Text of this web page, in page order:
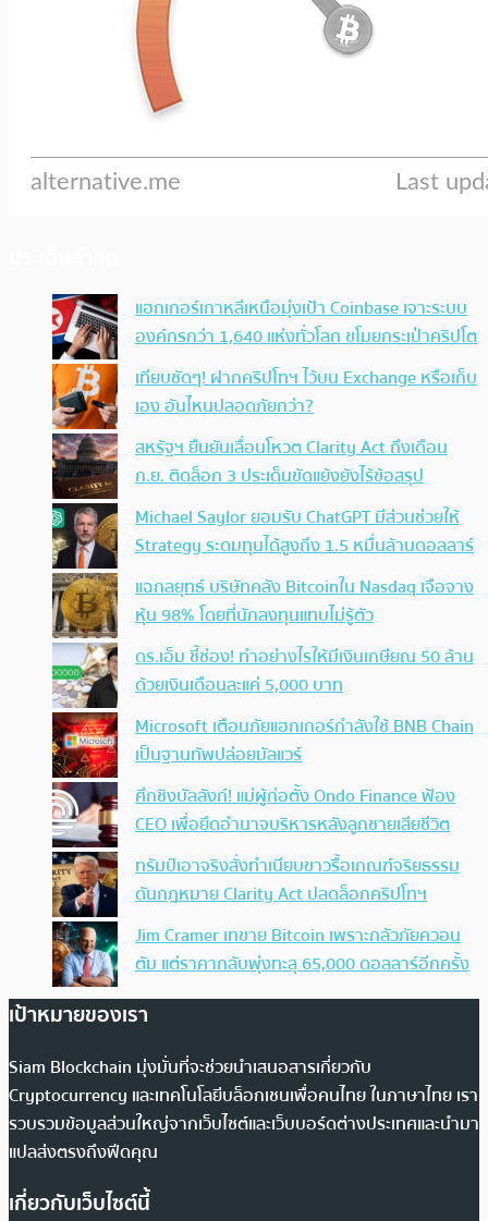
แฮกเกอร์เกาหลีเหนือมุ่งเป้า Coinbase เจาะระบบ
องค์กรกว่า 1,640 แห่งทั่วโลก ขโมยกระเป๋าคริปโต
เทียบชัดๆ! ฝากคริปโทฯ ไว้บน Exchange หรือเก็บ
เอง อันไหนปลอดภัยกว่า?
สหรัฐฯ ยืนยันเลื่อนโหวต Clarity Act ถึงเดือน
ก.ย. ติดล็อก 3 ประเด็นขัดแย้งยังไร้ข้อสรุป
Michael Saylor ยอมรับ ChatGPT มีส่วนช่วยให้
Strategy ระดมทุนได้สูงถึง 1.5 หมื่นล้านดอลลาร์
แฉกลยุทธ์ บริษัทคลัง Bitcoinใน Nasdaq เจือจาง
หุ้น 98% โดยที่นักลงทุนแทบไม่รู้ตัว
ดร.เอ็ม ชี้ช่อง! ทำอย่างไรให้มีเงินเกษียณ 50 ล้าน
ด้วยเงินเดือนละแค่ 5,000 บาท
Microsoft เตือนภัยแฮกเกอร์กำลังใช้ BNB Chain
เป็นฐานทัพปล่อยมัลแวร์
ศึกชิงบัลลังก์! แม่ผู้ก่อตั้ง Ondo Finance ฟ้อง
CEO เพื่อยึดอำนาจบริหารหลังลูกชายเสียชีวิต
ทรัมป์เอาจริง สั่งทำเนียบขาวรื้อเกณฑ์จริยธรรม
ดันกฎหมาย Clarity Act ปลดล็อกคริปโทฯ
Jim Cramer เทขาย Bitcoin เพราะกลัวภัยควอน
ตัม แต่ราคากลับพุ่งทะลุ 65,000 ดอลลาร์อีกครั้ง
เป้าหมายของเรา
Siam Blockchain มุ่งมั่นที่จะช่วยนำเสนอสารเกี่ยวกับ
Cryptocurrency และเทคโนโลยีบล็อกเชนเพื่อคนไทย ในภาษาไทย เรา
รวบรวมข้อมูลส่วนใหญ่จากเว็บไซต์และเว็บบอร์ดต่างประเทศและนำมา
แปลส่งตรงถึงฟีดคุณ
เกี่ยวกับเว็บไซต์นี้